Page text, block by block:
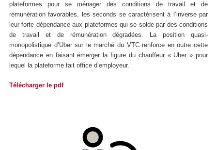
plateformes pour se ménager des conditions de travail et de
rémunération favorables, les seconds se caractérisent à l’inverse par
leur forte dépendance aux plateformes qui se solde par des conditions
de travail et de rémunération dégradées. La position quasi-
monopolistique d’Uber sur le marché du VTC renforce en outre cette
dépendance en faisant émerger la figure du chauffeur « Uber » pour
lequel la plateforme fait office d’employeur.
Télécharger le pdf